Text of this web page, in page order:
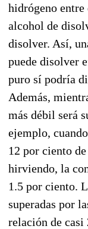
hidrógeno
alcohol de
disolver. Así,
puede disolver
puro sí podría
Además,
más débil será
ejemplo,
12 por ciento
hirviendo, la
1.5 por ciento.
superadas por
relación de casi